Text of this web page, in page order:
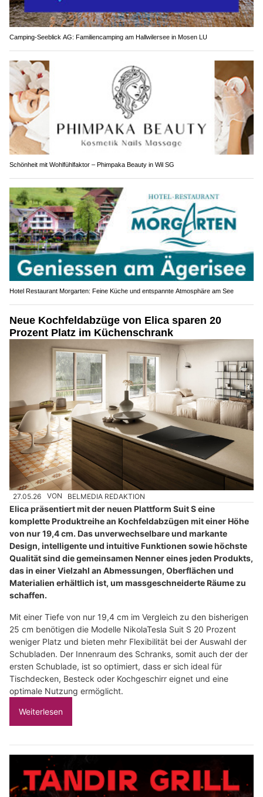
Camping-Seeblick AG: Familiencamping am Hallwilersee in Mosen LU
Schönheit mit Wohlfühlfaktor – Phimpaka Beauty in Wil SG
Hotel Restaurant Morgarten: Feine Küche und entspannte Atmosphäre am See
Neue Kochfeldabzüge von Elica sparen 20
Prozent Platz im Küchenschrank
27.05.26 VON BELMEDIA REDAKTION
Elica präsentiert mit der neuen Plattform Suit S eine
komplette Produktreihe an Kochfeldabzügen mit einer Höhe
von nur 19,4 cm. Das unverwechselbare und markante
Design, intelligente und intuitive Funktionen sowie höchste
Qualität sind die gemeinsamen Nenner eines jeden Produkts,
das in einer Vielzahl an Abmessungen, Oberflächen und
Materialien erhältlich ist, um massgeschneiderte Räume zu
schaffen.
Mit einer Tiefe von nur 19,4 cm im Vergleich zu den bisherigen
25 cm benötigen die Modelle NikolaTesla Suit S 20 Prozent
weniger Platz und bieten mehr Flexibilität bei der Auswahl der
Schubladen. Der Innenraum des Schranks, somit auch der der
ersten Schublade, ist so optimiert, dass er sich ideal für
Tischdecken, Besteck oder Kochgeschirr eignet und eine
optimale Nutzung ermöglicht.
Weiterlesen